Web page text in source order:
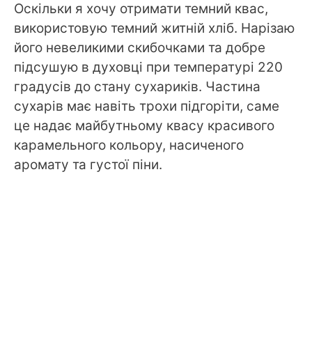
Оскільки я хочу отримати темний квас,
використовую темний житній хліб. Нарізаю
його невеликими скибочками та добре
підсушую в духовці при температурі 220
градусів до стану сухариків. Частина
сухарів має навіть трохи підгоріти, саме
це надає майбутньому квасу красивого
карамельного кольору, насиченого
аромату та густої піни.